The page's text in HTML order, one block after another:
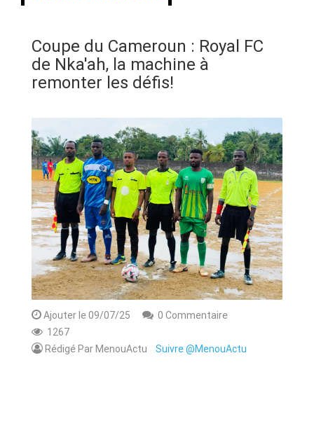
ALERTE
ANNONCE
ART & CULTURE & TRADITION
ASSAINISSEMENT
BREAKING-NEWS
CAMEROUN
PLUS
Coupe du Cameroun : Royal FC
de Nka'ah, la machine à
remonter les défis!
Ajouter le 09/07/25
0 Commentaire
1267
Rédigé Par MenouActu Suivre @MenouActu